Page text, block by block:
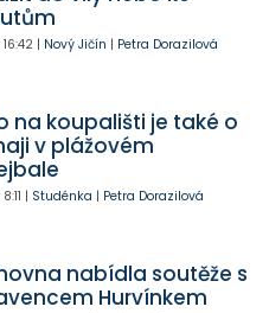
16:42| Nový Jičín | Petra Dorazilová
na koupališti je také o
v plážovém
8:11 | Studénka | Petra Dorazilová
nabídla soutěže s
Hurvínkem